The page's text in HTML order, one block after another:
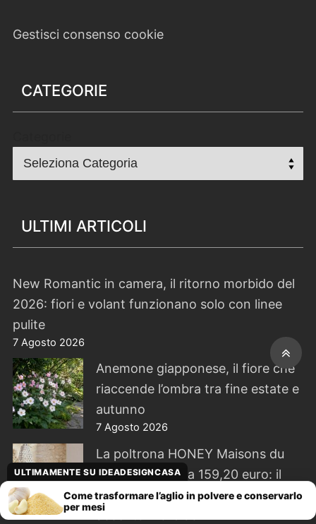
Gestisci consenso cookie
CATEGORIE
ULTIMI ARTICOLI
New Romantic in camera, il ritorno morbido del
2026: fiori e volant funzionano solo con linee
pulite
7 Agosto 2026
Anemone giapponese, il fiore che
riaccende l’ombra tra fine estate e
autunno
7 Agosto 2026
La poltrona HONEY Maisons du
Monde scende a 159,20 euro: il
bouclé funziona se resta l’unico
accento morbido
ULTIMAMENTE SU IDEADESIGNCASA
Come trasformare l’aglio in polvere e conservarlo
per mesi